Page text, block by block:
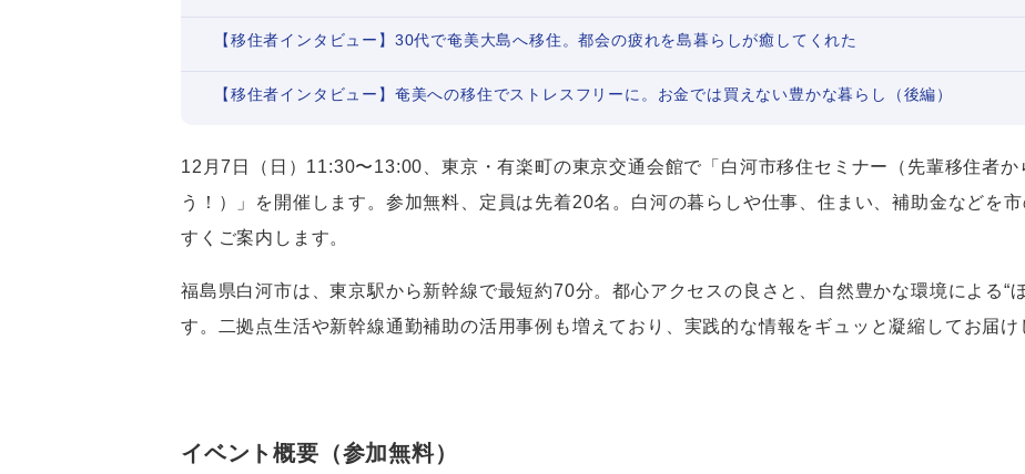
【移住者インタビュー】30代で奄美大島へ移住。都会の疲れを島暮らしが癒してくれた
【移住者インタビュー】奄美への移住でストレスフリーに。お金では買えない豊かな暮らし（後編）
12月7日（日）11:30〜13:00、東京・有楽町の東京交通会館で「白河市移住セミナー（先輩移住者か
う！）」を開催します。参加無料、定員は先着20名。白河の暮らしや仕事、住まい、補助金などを
すくご案内します。
福島県白河市は、東京駅から新幹線で最短約70分。都心アクセスの良さと、自然豊かな環境による“
す。二拠点生活や新幹線通勤補助の活用事例も増えており、実践的な情報をギュッと凝縮してお届け
イベント概要（参加無料）